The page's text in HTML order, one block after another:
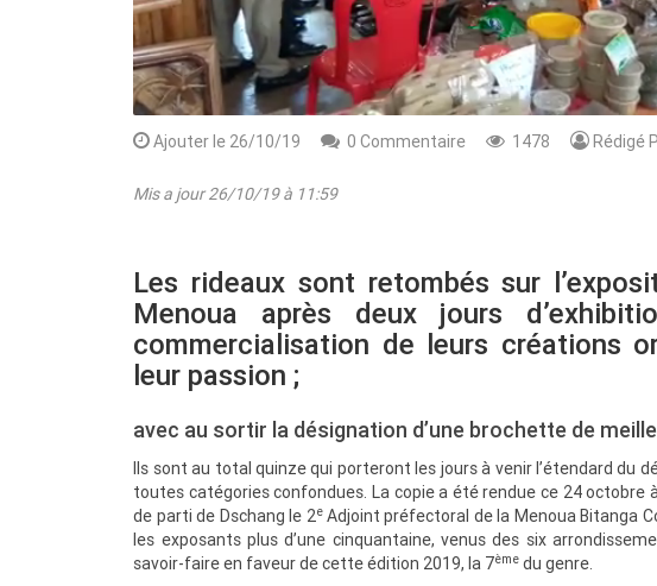
Ajouter le 26/10/19 0 Commentaire 1478 Rédigé
Mis a jour 26/10/19 à 11:59
Les rideaux sont retombés sur
Menoua après deux jours
commercialisation de leurs créations
leur passion ;
avec au sortir la désignation d’une brochette de
Ils sont au total quinze qui porteront les jours à venir l’étendard du
toutes catégories confondues. La copie a été rendue ce 24 octobre
de parti de Dschang le 2eAdjoint préfectoral de la Menoua Bitanga
les exposants plus d’une cinquantaine, venus des six
savoir-faire en faveur de cette édition 2019, la 7ème du genre.
une formation de qualité, un métier
de